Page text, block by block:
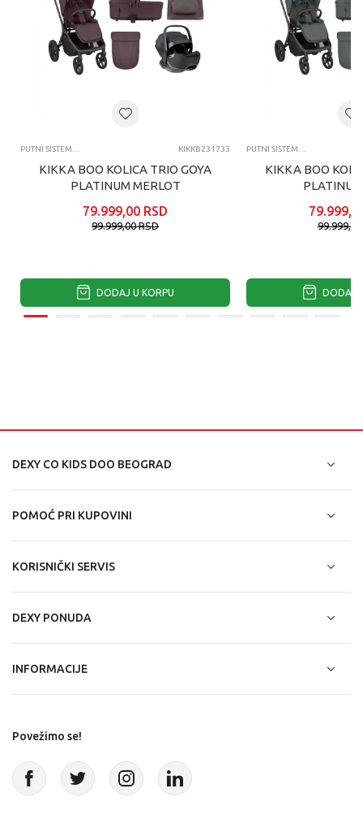
PUTNI SISTEMI DUO I TRIO MODELI KOLICA KIKKB231733
KIKKA BOO KOLICA TRIO GOYA
PLATINUM MERLOT
79.999,00 RSD
99.999,00RSD
DODAJ U KORPU
PUTNI SISTEMI DUO I TRIO MODELI KOLICA
KIKKA BOO
DODAJ
DEXY CO KIDS DOO BEOGRAD
POMOĆ PRI KUPOVINI
KORISNIČKI SERVIS
DEXY PONUDA
INFORMACIJE
Povežimo se!